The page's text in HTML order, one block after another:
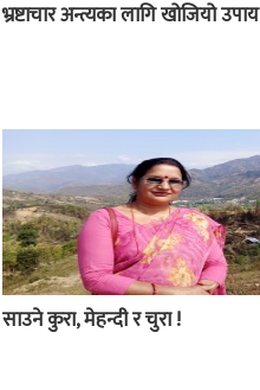
भ्रष्टाचार अन्त्यका लागि खोजियो उपाय
साउने कुरा, मेहन्दी र चुरा !